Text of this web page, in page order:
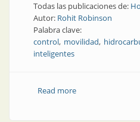
Todas las publicaciones de:
Autor: Rohit Robinson
Palabra clave:
control movilidad
inteligentes
Read moreabout